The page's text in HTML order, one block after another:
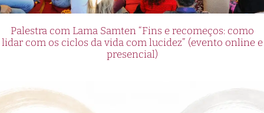
Palestra com Lama Samten “Fins e recomeços: como
lidar com os ciclos da vida com lucidez” (evento online e
presencial)